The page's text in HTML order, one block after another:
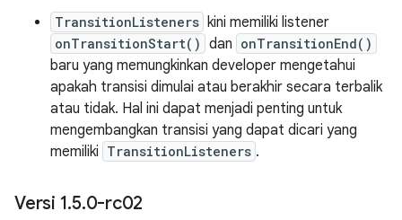
TransitionListeners kini memiliki listener
onTransitionStart() dan onTransitionEnd()
baru yang memungkinkan developer mengetahui
apakah transisi dimulai atau berakhir secara terbalik
atau tidak. Hal ini dapat menjadi penting untuk
mengembangkan transisi yang dapat dicari yang
memiliki TransitionListeners .
Versi 1.5.0-rc02